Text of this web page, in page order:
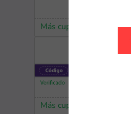
Más cupones de Hiraoka
Más cupones de iHerb